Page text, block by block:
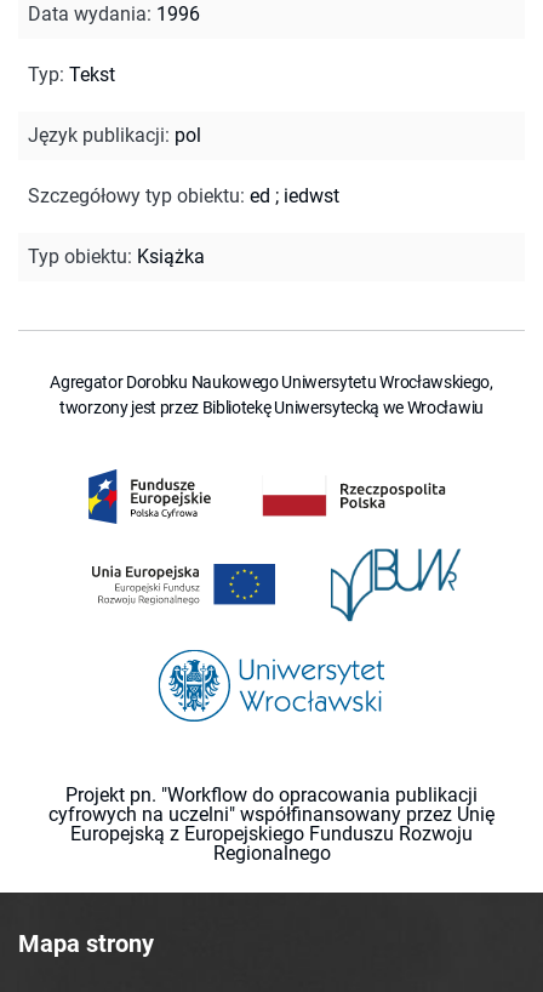
Data wydania: 1996
Typ: Tekst
Język publikacji: pol
Szczegółowy typ obiektu: ed ; iedwst
Typ obiektu: Książka
Agregator Dorobku Naukowego Uniwersytetu Wrocławskiego,
tworzony jest przez Bibliotekę Uniwersytecką we Wrocławiu
Projekt pn. "Workflow do opracowania publikacji
cyfrowych na uczelni" współfinansowany przez Unię
Europejską z Europejskiego Funduszu Rozwoju
Regionalnego
Mapa strony